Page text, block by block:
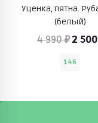
Уценка, пятна.
(белый)
4 990 ₽ 2
146